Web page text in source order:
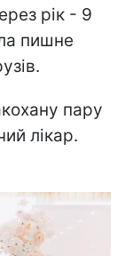
рік - 9
пишне
пару
лікар.